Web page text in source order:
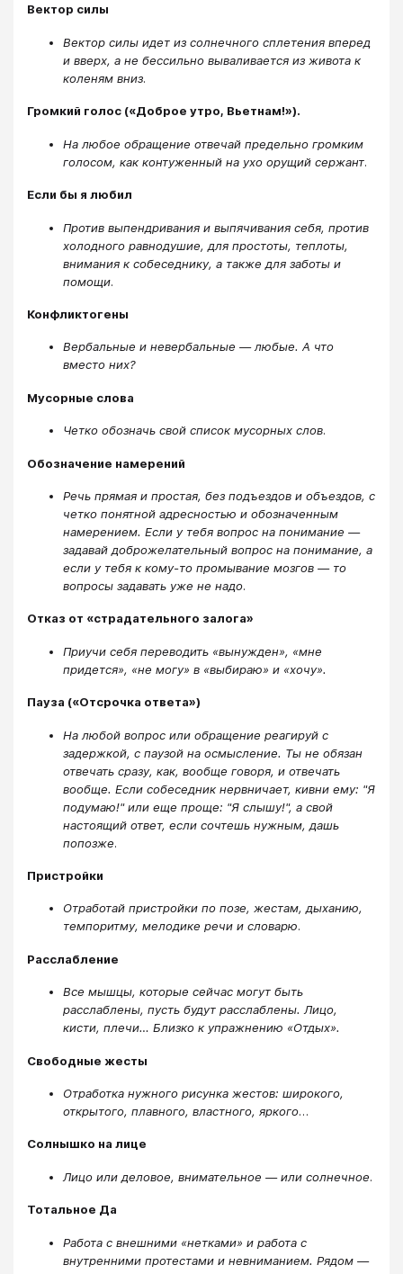
Вектор силы
Вектор силы идет из солнечного сплетения вперед
и вверх, а не бессильно вываливается из живота к
коленям вниз.
Громкий голос («Доброе утро, Вьетнам!»).
На любое обращение отвечай предельно громким
голосом, как контуженный на ухо орущий сержант.
Если бы я любил
Против выпендривания и выпячивания себя, против
холодного равнодушие, для простоты, теплоты,
внимания к собеседнику, а также для заботы и
помощи.
Конфликтогены
Вербальные и невербальные — любые. А что
вместо них?
Мусорные слова
Четко обозначь свой список мусорных слов.
Обозначение намерений
Речь прямая и простая, без подъездов и объездов, с
четко понятной адресностью и обозначенным
намерением. Если у тебя вопрос на понимание —
задавай доброжелательный вопрос на понимание, а
если у тебя к кому-то промывание мозгов — то
вопросы задавать уже не надо.
Отказ от «страдательного залога»
Приучи себя переводить «вынужден», «мне
придется», «не могу» в «выбираю» и «хочу».
Пауза («Отсрочка ответа»)
На любой вопрос или обращение реагируй с
задержкой, с паузой на осмысление. Ты не обязан
отвечать сразу, как, вообще говоря, и отвечать
вообще. Если собеседник нервничает, кивни ему: "Я
подумаю!" или еще проще: "Я слышу!", а свой
настоящий ответ, если сочтешь нужным, дашь
попозже.
Пристройки
Отработай пристройки по позе, жестам, дыханию,
темпоритму, мелодике речи и словарю.
Расслабление
Все мышцы, которые сейчас могут быть
расслаблены, пусть будут расслаблены. Лицо,
кисти, плечи… Близко к упражнению «Отдых».
Свободные жесты
Отработка нужного рисунка жестов: широкого,
открытого, плавного, властного, яркого…
Солнышко на лице
Лицо или деловое, внимательное — или солнечное.
Тотальное Да
Работа с внешними «нетками» и работа с
внутренними протестами и невниманием. Рядом —